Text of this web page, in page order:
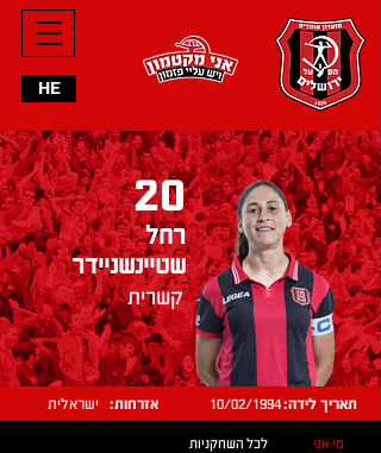
HE
20
רחל
שטיינשניידר
קשרית
ישראלית אזרחות: תאריך לידה:10/02/1994
מי אני לכל השחקניות